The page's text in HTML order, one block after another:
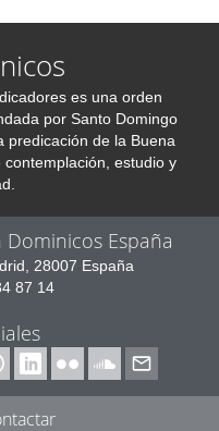
es una orden
por Santo Domingo
predicación de la Buena
estudio y
España
28007 España
87 14